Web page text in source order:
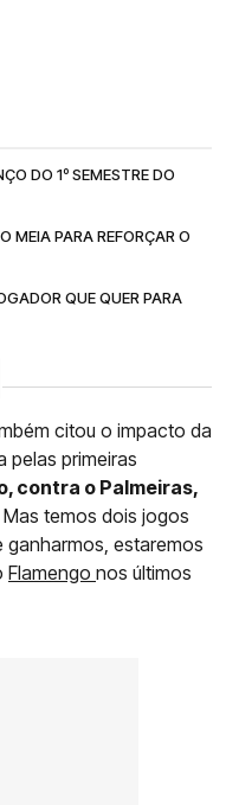
DO 1º SEMESTRE DO
MEIA PARA REFORÇAR O
QUE QUER PARA
citou o impacto da
pelas primeiras
contra o Palmeiras,
Mas temos dois jogos
ganharmos, estaremos
Flamengo nos últimos